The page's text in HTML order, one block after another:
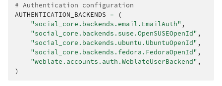
# Authentication configuration
AUTHENTICATION_BACKENDS =
(
"social_core.backends.email.EmailAuth" ,
"social_core.backends.suse.OpenSUSEOpenId" ,
"social_core.backends.ubuntu.UbuntuOpenId" ,
"social_core.backends.fedora.FedoraOpenId" ,
"weblate.accounts.auth.WeblateUserBackend" ,
)